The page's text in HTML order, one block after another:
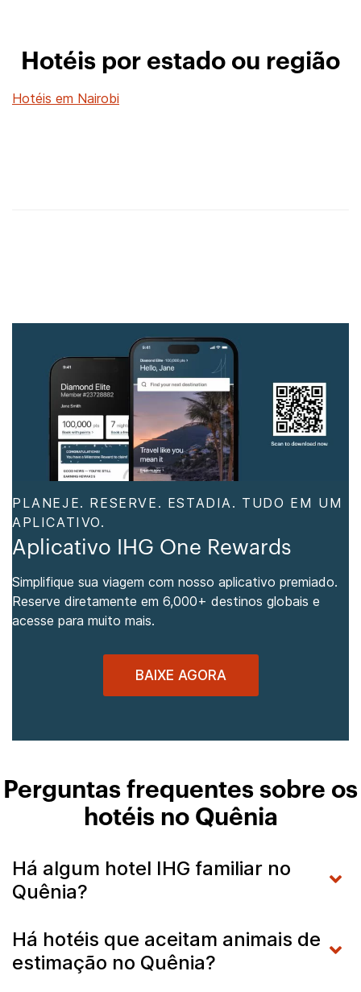
Hotéis por estado ou região
Hotéis em Nairobi
PLANEJE. RESERVE. ESTADIA. TUDO EM UM
APLICATIVO.
Aplicativo IHG One Rewards
Simplifique sua viagem com nosso aplicativo premiado.
Reserve diretamente em 6,000+ destinos globais e
acesse para muito mais.
BAIXE AGORA
Perguntas frequentes sobre os
hotéis no Quênia
Há algum hotel IHG familiar no
Quênia?
Há hotéis que aceitam animais de
estimação no Quênia?